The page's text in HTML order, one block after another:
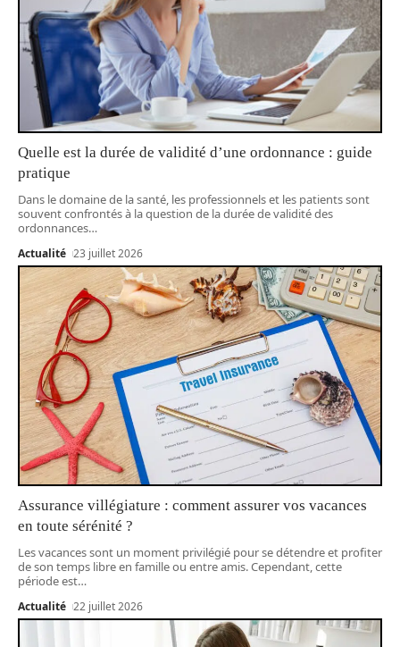
Quelle est la durée de validité d’une ordonnance : guide
pratique
Dans le domaine de la santé, les professionnels et les patients sont
souvent confrontés à la question de la durée de validité des
ordonnances…
Actualité 23 juillet 2026
Assurance villégiature : comment assurer vos vacances
en toute sérénité ?
Les vacances sont un moment privilégié pour se détendre et profiter
de son temps libre en famille ou entre amis. Cependant, cette
période est…
Actualité 22 juillet 2026